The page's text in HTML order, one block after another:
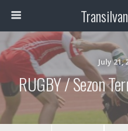
July 21,
RUGBY / Sezon